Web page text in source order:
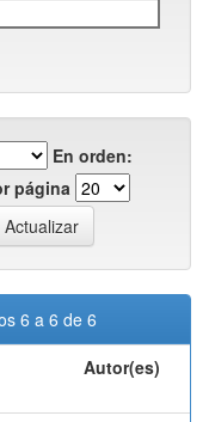
En orden:
página
6 a 6 de 6
Autor(es)